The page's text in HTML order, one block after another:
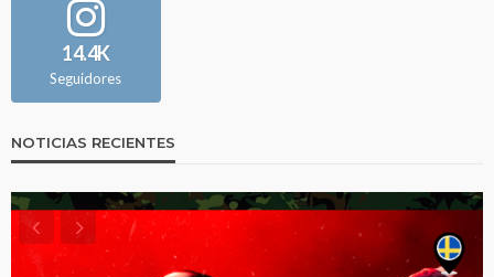
14.4K
Seguidores
NOTICIAS RECIENTES